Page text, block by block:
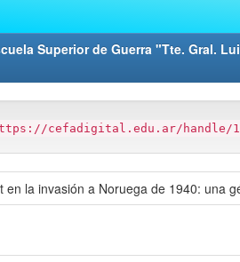
Superior de Guerra "Tte. Gral.
cefadigital.edu.ar/handle/
la invasión a Noruega de 1940: